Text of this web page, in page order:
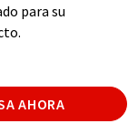
para su
AHORA